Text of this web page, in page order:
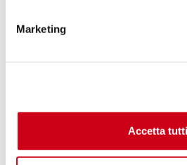
Marketing
Accetta tutti